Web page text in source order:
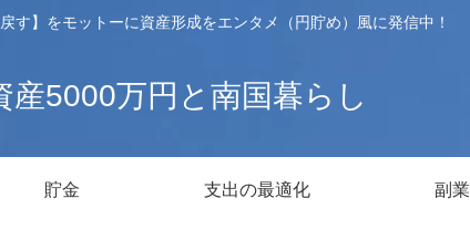
す】をモットーに資産形成をエンタメ（円貯め）風に発信中！
産5000万円と南国暮らし
貯金 支出の最適化 副業